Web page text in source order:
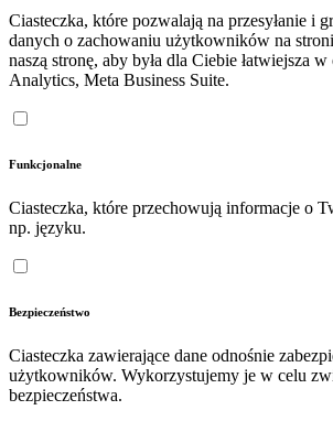
Ciasteczka, które pozwalają na przesyłanie i
danych o zachowaniu użytkowników na
naszą stronę, aby była dla Ciebie łatwiejsza
Analytics, Meta Business Suite.
Funkcjonalne
Ciasteczka, które przechowują informacje o
np. języku.
Bezpieczeństwo
Ciasteczka zawierające dane odnośnie
użytkowników. Wykorzystujemy je w celu
bezpieczeństwa.